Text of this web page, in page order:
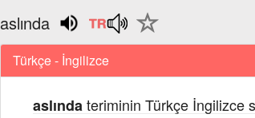
aslında
Türkçe - İngilizce
aslında teriminin Türkçe İngilizce